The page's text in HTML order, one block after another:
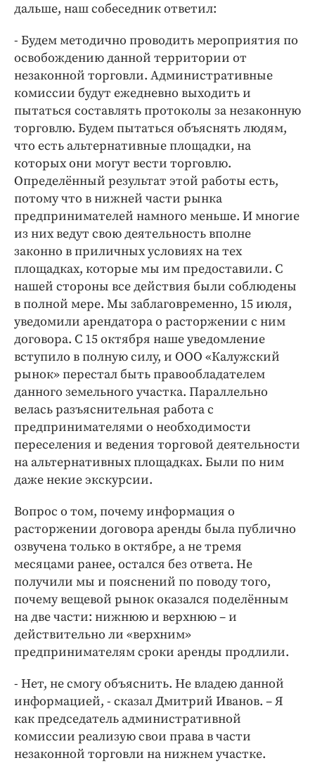
дальше, наш собеседник ответил:
- Будем методично проводить мероприятия по
освобождению данной территории от
незаконной торговли. Административные
комиссии будут ежедневно выходить и
пытаться составлять протоколы за незаконную
торговлю. Будем пытаться объяснять людям,
что есть альтернативные площадки, на
которых они могут вести торговлю.
Определённый результат этой работы есть,
потому что в нижней части рынка
предпринимателей намного меньше. И многие
из них ведут свою деятельность вполне
законно в приличных условиях на тех
площадках, которые мы им предоставили. С
нашей стороны все действия были соблюдены
в полной мере. Мы заблаговременно, 15 июля,
уведомили арендатора о расторжении с ним
договора. С 15 октября наше уведомление
вступило в полную силу, и ООО «Калужский
рынок» перестал быть правообладателем
данного земельного участка. Параллельно
велась разъяснительная работа с
предпринимателями о необходимости
переселения и ведения торговой деятельности
на альтернативных площадках. Были по ним
даже некие экскурсии.
Вопрос о том, почему информация о
расторжении договора аренды была публично
озвучена только в октябре, а не тремя
месяцами ранее, остался без ответа. Не
получили мы и пояснений по поводу того,
почему вещевой рынок оказался поделённым
на две части: нижнюю и верхнюю – и
действительно ли «верхним»
предпринимателям сроки аренды продлили.
- Нет, не смогу объяснить. Не владею данной
информацией, - сказал Дмитрий Иванов. – Я
как председатель административной
комиссии реализую свои права в части
незаконной торговли на нижнем участке.